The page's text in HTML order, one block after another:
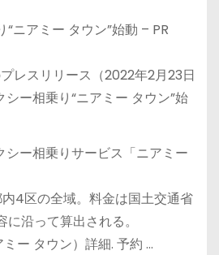
ニアミー タウン”始動 – PR
レスリリース（2022年2月23日
シー相乗り“ニアミー タウン”始
ー相乗りサービス「ニアミー
4区の全域。料金は国土交通省
沿って算出される。
ー タウン）詳細. 予約 …